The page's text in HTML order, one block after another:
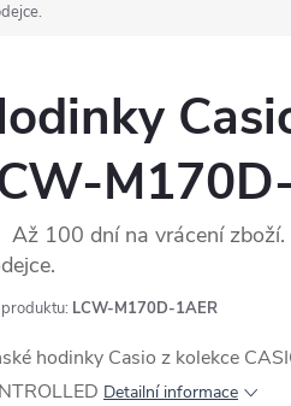
Až 100 dní na vrácení
LCW-M170D-1AER
hodinky Casio z kolekce
Detailní informace